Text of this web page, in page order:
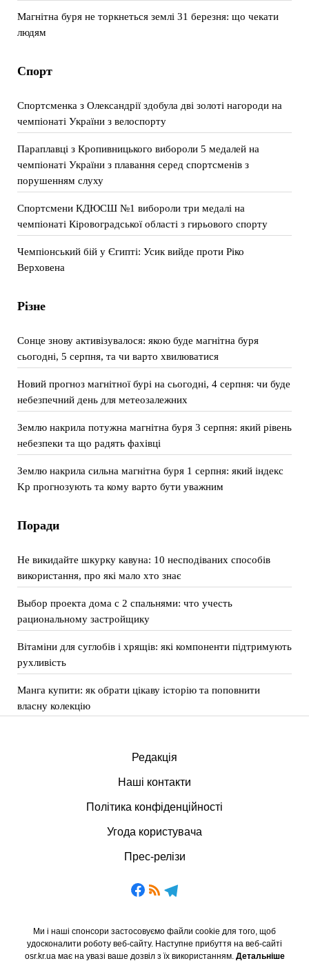
Магнітна буря не торкнеться землі 31 березня: що чекати
людям
Спорт
Спортсменка з Олександрії здобула дві золоті нагороди на
чемпіонаті України з велоспорту
Параплавці з Кропивницького вибороли 5 медалей на
чемпіонаті України з плавання серед спортсменів з
порушенням слуху
Спортсмени КДЮСШ №1 вибороли три медалі на
чемпіонаті Кіровоградської області з гирьового спорту
Чемпіонський бій у Єгипті: Усик вийде проти Ріко
Верховена
Різне
Сонце знову активізувалося: якою буде магнітна буря
сьогодні, 5 серпня, та чи варто хвилюватися
Новий прогноз магнітної бурі на сьогодні, 4 серпня: чи буде
небезпечний день для метеозалежних
Землю накрила потужна магнітна буря 3 серпня: який рівень
небезпеки та що радять фахівці
Землю накрила сильна магнітна буря 1 серпня: який індекс
Kp прогнозують та кому варто бути уважним
Поради
Не викидайте шкурку кавуна: 10 несподіваних способів
використання, про які мало хто знає
Выбор проекта дома с 2 спальнями: что учесть
рациональному застройщику
Вітаміни для суглобів і хрящів: які компоненти підтримують
рухливість
Манга купити: як обрати цікаву історію та поповнити
власну колекцію
Редакція
Наші контакти
Політика конфіденційності
Угода користувача
Прес-релізи
Ми і наші спонсори застосовуємо файли cookie для того, щоб
удосконалити роботу веб-сайту. Наступне прибуття на веб-сайті
osr.kr.ua має на увазі ваше дозвіл з їх використанням. Детальніше